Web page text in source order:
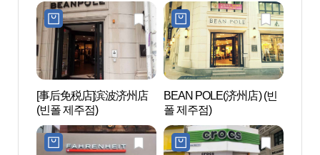
[事后免税店]滨波济州店
(빈폴 제주점)
BEAN POLE(济州店) (빈
폴 제주점)